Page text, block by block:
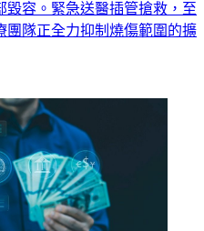
容。緊急送醫插管搶救，至
團隊正全力抑制燒傷範圍的擴